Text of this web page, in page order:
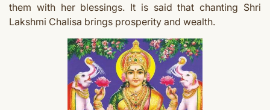
them with her blessings. It is said that chanting Shri
Lakshmi Chalisa brings prosperity and wealth.